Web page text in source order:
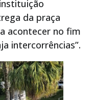
da praça
acontecer no fim
intercorrências”.